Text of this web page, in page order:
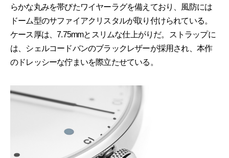
らかな丸みを帯びたワイヤーラグを備えており、風防には
ドーム型のサファイアクリスタルが取り付けられている。
ケース厚は、7.75mmとスリムな仕上がりだ。ストラップに
は、シェルコードバンのブラックレザーが採用され、本作
のドレッシーな佇まいを際立たせている。